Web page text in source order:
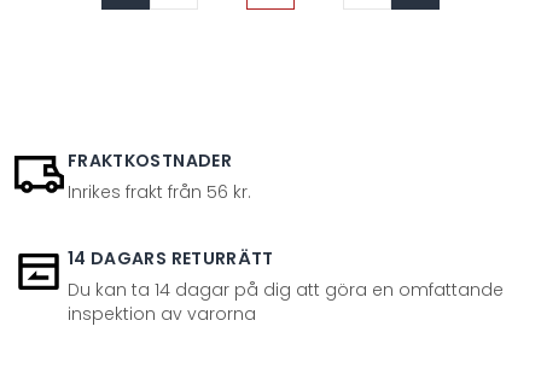
FRAKTKOSTNADER
Inrikes frakt från 56 kr.
14 DAGARS RETURRÄTT
Du kan ta 14 dagar på dig att göra en omfattande
inspektion av varorna